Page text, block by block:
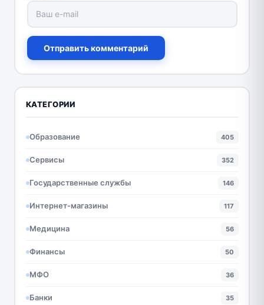
Отправить комментарий
КАТЕГОРИИ
Образование 405
Сервисы 352
Государственные службы 146
Интернет-магазины 117
Медицина 56
Финансы 50
МФО 36
Банки 35